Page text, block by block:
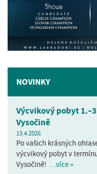
NOVINKY
Výcvikový pobyt
Vysočině
13.4.2026
Po vašich krásných
výcvikový pobyt v
Vysočině! …více »